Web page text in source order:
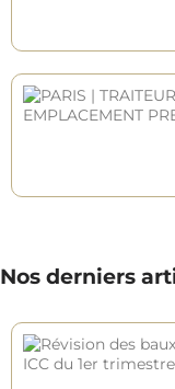
Nos derniers